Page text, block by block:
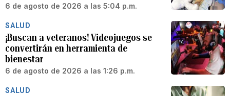
6 de agosto de 2026 a las 5:04 p.m.
SALUD
¡Buscan a veteranos! Videojuegos se
convertirán en herramienta de
bienestar
6 de agosto de 2026 a las 1:26 p.m.
SALUD